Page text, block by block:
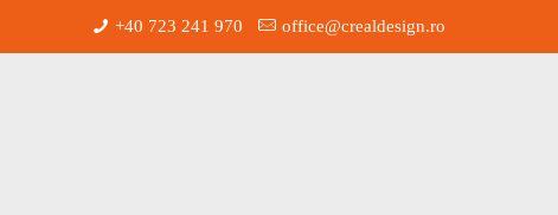
+40 723 241 970 office@crealdesign.ro